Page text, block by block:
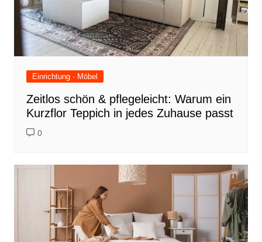
Einrichtung - Möbel
Zeitlos schön & pflegeleicht: Warum ein
Kurzflor Teppich in jedes Zuhause passt
0